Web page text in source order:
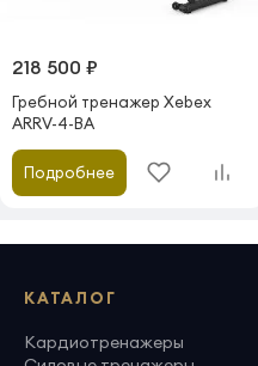
218 500 ₽
Гребной тренажер Xebex
ARRV-4-BA
Подробнее
КАТАЛОГ
Кардиотренажеры